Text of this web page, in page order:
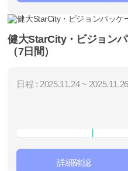
健大StarCity・ビジョン
（7日間）
日程 : 2025.11.24 ~ 2025.11.26
詳細確認